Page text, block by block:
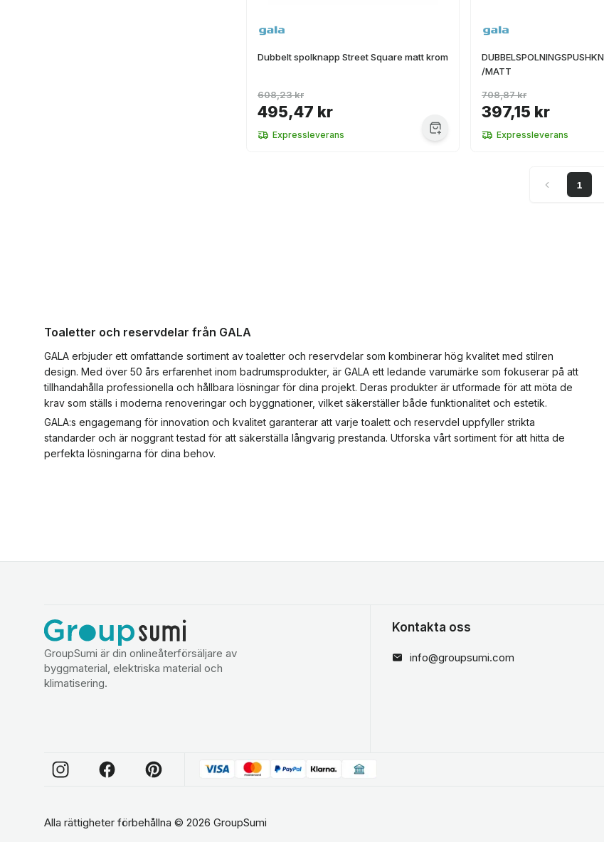
Dubbelt spolknapp Street Square matt krom
495,47 kr
608,23 kr
Expressleverans
/MATT
397,15 kr
708,87 kr
Expressleverans
1
Toaletter och reservdelar från GALA
GALA erbjuder ett omfattande sortiment av toaletter och reservdelar som kombinerar hög kvalitet med stilren
design. Med över 50 års erfarenhet inom badrumsprodukter, är GALA ett ledande varumärke som fokuserar på att
tillhandahålla professionella och hållbara lösningar för dina projekt. Deras produkter är utformade för att möta de
krav som ställs i moderna renoveringar och byggnationer, vilket säkerställer både funktionalitet och estetik.
GALA:s engagemang för innovation och kvalitet garanterar att varje toalett och reservdel uppfyller strikta
standarder och är noggrant testad för att säkerställa långvarig prestanda. Utforska vårt sortiment för att hitta de
perfekta lösningarna för dina behov.
GroupSumi är din onlineåterförsäljare av
byggmaterial, elektriska material och
klimatisering.
Kontakta oss
info@groupsumi.com
Alla rättigheter förbehållna © 2026 GroupSumi